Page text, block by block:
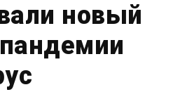
новый